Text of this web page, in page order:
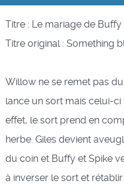
Titre : Le mariage de Buffy
Titre original : Something
Willow ne se remet pas
lance un sort mais celui-
effet, le sort prend en
herbe. Giles devient
du coin et Buffy et Spike
à inverser le sort et